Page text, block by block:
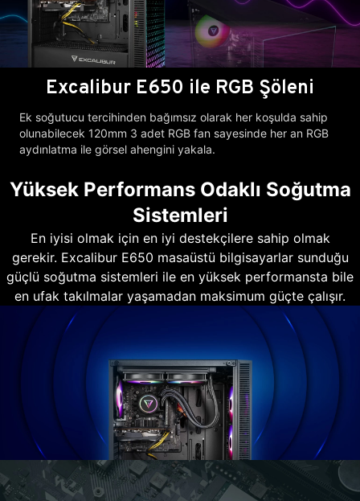
Excalibur E650 ile RGB Şöleni
Ek soğutucu tercihinden bağımsız olarak her koşulda sahip
olunabilecek 120mm 3 adet RGB fan sayesinde her an RGB
aydınlatma ile görsel ahengini yakala.
Yüksek Performans Odaklı Soğutma
Sistemleri
En iyisi olmak için en iyi destekçilere sahip olmak
gerekir. Excalibur E650 masaüstü bilgisayarlar sunduğu
güçlü soğutma sistemleri ile en yüksek performansta bile
en ufak takılmalar yaşamadan maksimum güçte çalışır.